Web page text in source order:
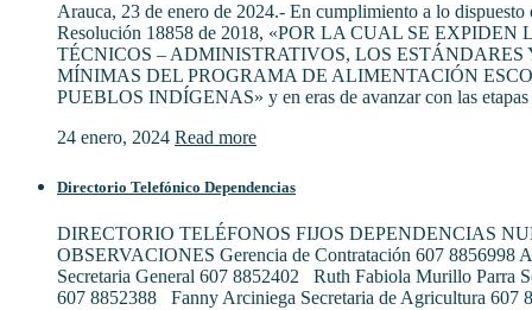
Arauca, 23 de enero de 2024.- En cumplimiento a lo dispuesto
Resolución 18858 de 2018, «POR LA CUAL SE
TÉCNICOS – ADMINISTRATIVOS, LOS ESTÁNDARES
MÍNIMAS DEL PROGRAMA DE ALIMENTACIÓN
PUEBLOS INDÍGENAS» y en eras de avanzar con las etapas
24 enero, 2024 Read more
Directorio Telefónico Dependencias
DIRECTORIO TELÉFONOS FIJOS DEPENDENCIAS
OBSERVACIONES Gerencia de Contratación 607 8856998
Secretaria General 607 8852402 Ruth Fabiola Murillo Parra
607 8852388 Fanny Arciniega Secretaria de Agricultura 607